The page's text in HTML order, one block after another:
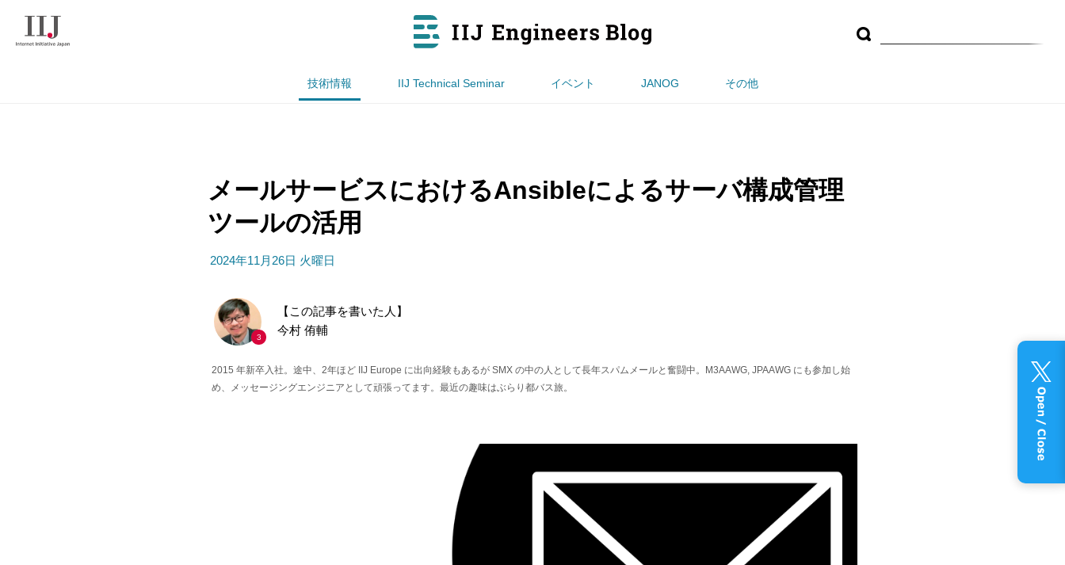
技術情報 IIJ Technical Seminar イベント JANOG その他
メールサービスにおけるAnsibleによるサーバ構成管理
ツールの活用
2024年11月26日 火曜日
3
【この記事を書いた人】
今村 侑輔
2015 年新卒入社。途中、2年ほど IIJ Europe に出向経験もあるが SMX の中の人として長年スパムメールと奮闘中。M3AAWG, JPAAWG にも参加し始
め、メッセージングエンジニアとして頑張ってます。最近の趣味はぶらり都バス旅。